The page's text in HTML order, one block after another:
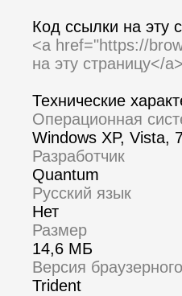
Код ссылки на эту
<a href="https://
на эту страницу</a>
Технические
Операционная
Windows XP, Vista,
Разработчик
Quantum
Русский язык
Нет
Размер
14,6 МБ
Версия
Trident